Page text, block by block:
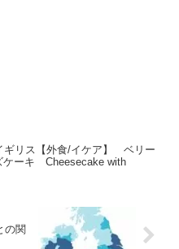
リス【外食/イケア】 ベリー
ケーキ Cheesecake with
関